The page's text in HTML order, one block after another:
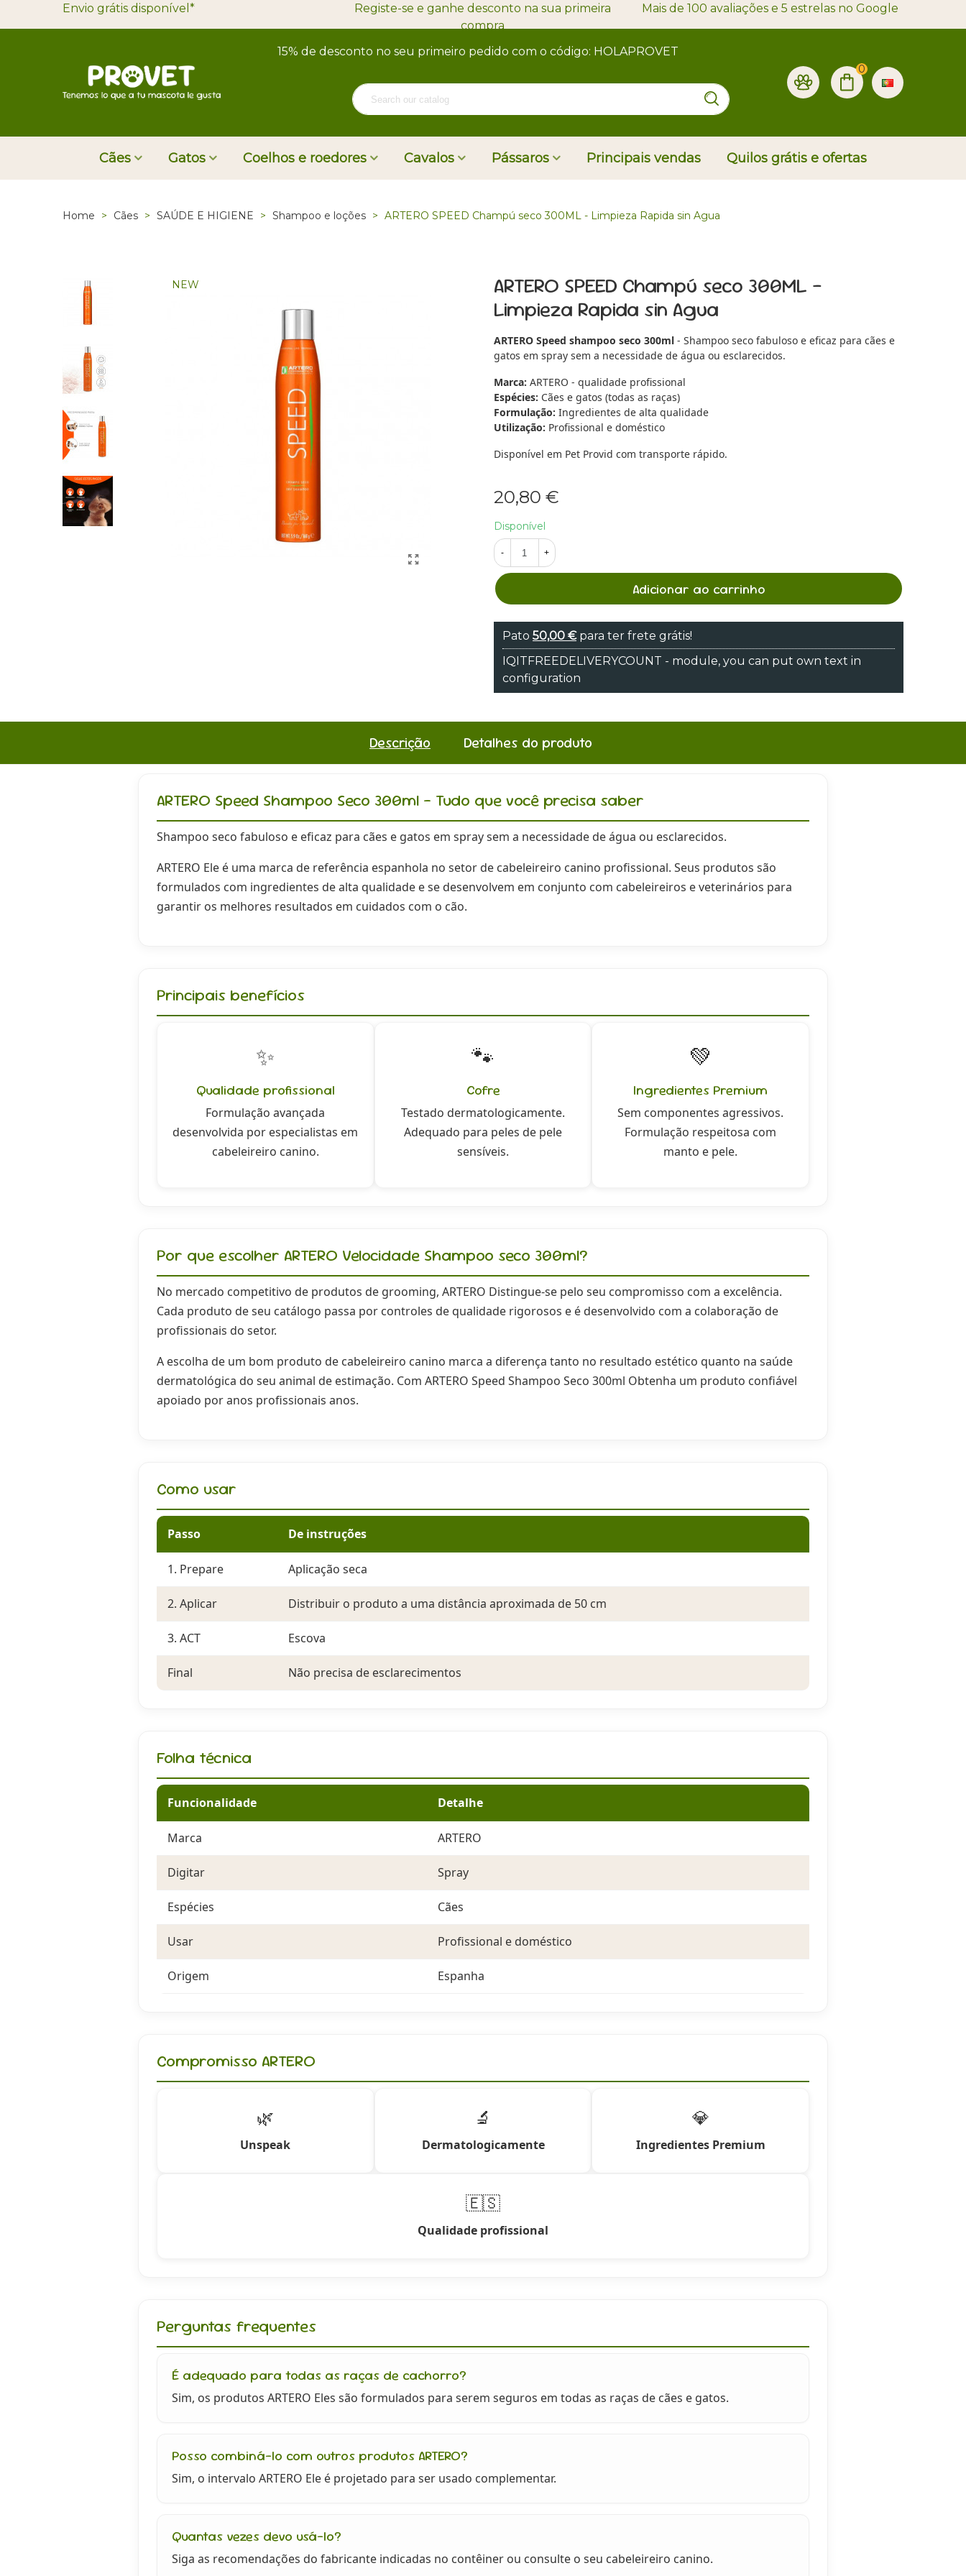
Envio grátis disponível*
Registe-se e ganhe desconto na sua primeira
compra
Mais de 100 avaliações e 5 estrelas no Google
15% de desconto no seu primeiro pedido com o código: HOLAPROVET
0
Cães Gatos Coelhos e roedores Cavalos Pássaros Principais vendas Quilos grátis e ofertas
Home > Cães > SAÚDE E HIGIENE > Shampoo e loções > ARTERO SPEED Champú seco 300ML - Limpieza Rapida sin Agua
NEW
ARTERO SPEED Champú seco 300ML -
Limpieza Rapida sin Agua
ARTERO Speed shampoo seco 300ml - Shampoo seco fabuloso e eficaz para cães e
gatos em spray sem a necessidade de água ou esclarecidos.
Marca: ARTERO - qualidade profissional
Espécies: Cães e gatos (todas as raças)
Formulação: Ingredientes de alta qualidade
Utilização: Profissional e doméstico
Disponível em Pet Provid com transporte rápido.
20,80 €
Disponível
- +
Adicionar ao carrinho
Pato 50,00 €para ter frete grátis!
IQITFREEDELIVERYCOUNT - module, you can put own text in
configuration
Descrição Detalhes do produto
ARTERO Speed Shampoo Seco 300ml - Tudo que você precisa saber
Shampoo seco fabuloso e eficaz para cães e gatos em spray sem a necessidade de água ou esclarecidos.
ARTERO Ele é uma marca de referência espanhola no setor de cabeleireiro canino profissional. Seus produtos são
formulados com ingredientes de alta qualidade e se desenvolvem em conjunto com cabeleireiros e veterinários para
garantir os melhores resultados em cuidados com o cão.
Principais benefícios
✨
Qualidade profissional
Formulação avançada
desenvolvida por especialistas em
cabeleireiro canino.
🐾
Cofre
Testado dermatologicamente.
Adequado para peles de pele
sensíveis.
💚
Ingredientes Premium
Sem componentes agressivos.
Formulação respeitosa com
manto e pele.
Por que escolher ARTERO Velocidade Shampoo seco 300ml?
No mercado competitivo de produtos de grooming, ARTERO Distingue-se pelo seu compromisso com a excelência.
Cada produto de seu catálogo passa por controles de qualidade rigorosos e é desenvolvido com a colaboração de
profissionais do setor.
A escolha de um bom produto de cabeleireiro canino marca a diferença tanto no resultado estético quanto na saúde
dermatológica do seu animal de estimação. Com ARTERO Speed Shampoo Seco 300ml Obtenha um produto confiável
apoiado por anos profissionais anos.
Como usar
Passo De instruções
1. Prepare Aplicação seca
2. Aplicar Distribuir o produto a uma distância aproximada de 50 cm
3. ACT Escova
Final Não precisa de esclarecimentos
Folha técnica
Funcionalidade Detalhe
Marca ARTERO
Digitar Spray
Espécies Cães
Usar Profissional e doméstico
Origem Espanha
Compromisso ARTERO
🌿
Unspeak
🔬
Dermatologicamente
💎
Ingredientes Premium
🇪🇸
Qualidade profissional
Perguntas frequentes
É adequado para todas as raças de cachorro?
Sim, os produtos ARTERO Eles são formulados para serem seguros em todas as raças de cães e gatos.
Posso combiná-lo com outros produtos ARTERO?
Sim, o intervalo ARTERO Ele é projetado para ser usado complementar.
Quantas vezes devo usá-lo?
Siga as recomendações do fabricante indicadas no contêiner ou consulte o seu cabeleireiro canino.